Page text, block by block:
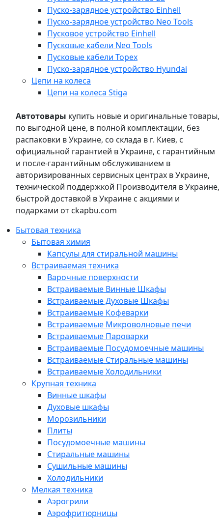
Пуско-зарядное устройство Einhell
Пуско-зарядное устройство Neo Tools
Пусковое устройство Einhell
Пусковые кабели Neo Tools
Пусковые кабели Topex
Пуско-зарядное устройство Hyundai
Цепи на колеса
Цепи на колеса Stiga
Автотовары купить новые и оригинальные товары,
по выгодной цене, в полной комплектации, без
распаковки в Украине, со склада в г. Киев, с
официальной гарантией в Украине, с гарантийным
и после-гарантийным обслуживанием в
авторизированных сервисных центрах в Украине,
технической поддержкой Производителя в Украине,
быстрой доставкой в Украине с акциями и
подарками от ckapbu.com
Бытовая техника
Бытовая химия
Капсулы для стиральной машины
Встраиваемая техника
Варочные поверхности
Встраиваемые Винные Шкафы
Встраиваемые Духовые Шкафы
Встраиваемые Кофеварки
Встраиваемые Микроволновые печи
Встраиваемые Пароварки
Встраиваемые Посудомоечные машины
Встраиваемые Стиральные машины
Встраиваемые Холодильники
Крупная техника
Винные шкафы
Духовые шкафы
Морозильники
Плиты
Посудомоечные машины
Стиральные машины
Сушильные машины
Холодильники
Мелкая техника
Аэрогрили
Аэрофритюрницы